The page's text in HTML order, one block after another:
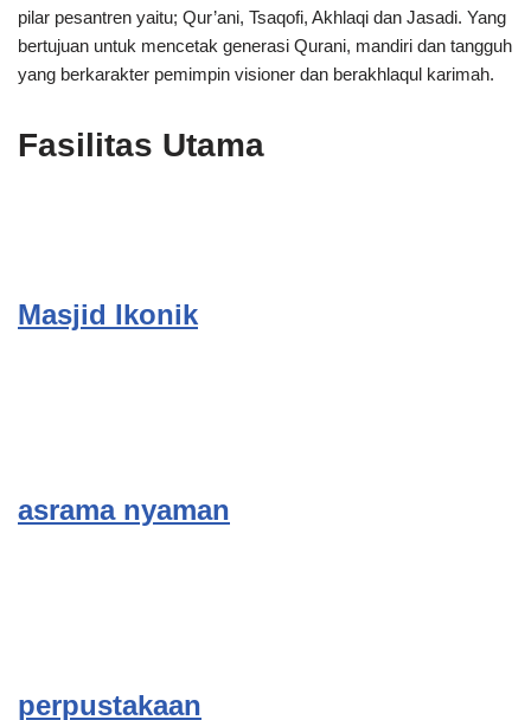
pilar pesantren yaitu; Qur’ani, Tsaqofi, Akhlaqi dan Jasadi. Yang
bertujuan untuk mencetak generasi Qurani, mandiri dan tangguh
yang berkarakter pemimpin visioner dan berakhlaqul karimah.
Fasilitas Utama
Masjid Ikonik
asrama nyaman
perpustakaan